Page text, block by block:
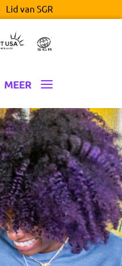
Lid van SGR
MEER